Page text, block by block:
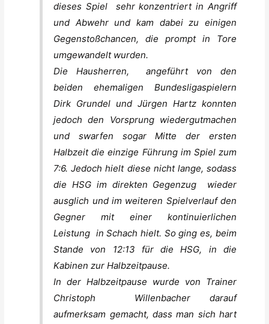
dieses Spiel sehr konzentriert in Angriff
und Abwehr und kam dabei zu einigen
Gegenstoßchancen, die prompt in Tore
umgewandelt wurden.
Die Hausherren, angeführt von den
beiden ehemaligen Bundesligaspielern
Dirk Grundel und Jürgen Hartz konnten
jedoch den Vorsprung wiedergutmachen
und swarfen sogar Mitte der ersten
Halbzeit die einzige Führung im Spiel zum
7:6. Jedoch hielt diese nicht lange, sodass
die HSG im direkten Gegenzug wieder
ausglich und im weiteren Spielverlauf den
Gegner mit einer kontinuierlichen
Leistung in Schach hielt. So ging es, beim
Stande von 12:13 für die HSG, in die
Kabinen zur Halbzeitpause.
In der Halbzeitpause wurde von Trainer
Christoph Willenbacher darauf
aufmerksam gemacht, dass man sich hart